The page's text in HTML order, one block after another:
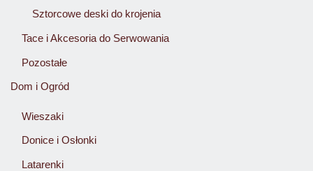
Sztorcowe deski do krojenia
Tace i Akcesoria do Serwowania
Pozostałe
Dom i Ogród
Wieszaki
Donice i Osłonki
Latarenki